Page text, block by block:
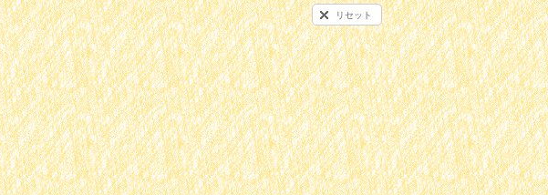
リセット